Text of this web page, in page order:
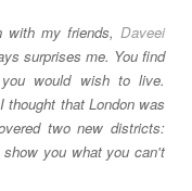
my friends, Daveei
surprises me. You find
you would wish to live.
that London was
two new districts:
you what you can't